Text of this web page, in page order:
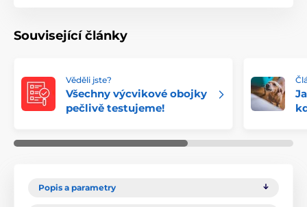
Související články
Věděli jste?
Všechny výcvikové obojky
pečlivě testujeme!
Popis a parametry